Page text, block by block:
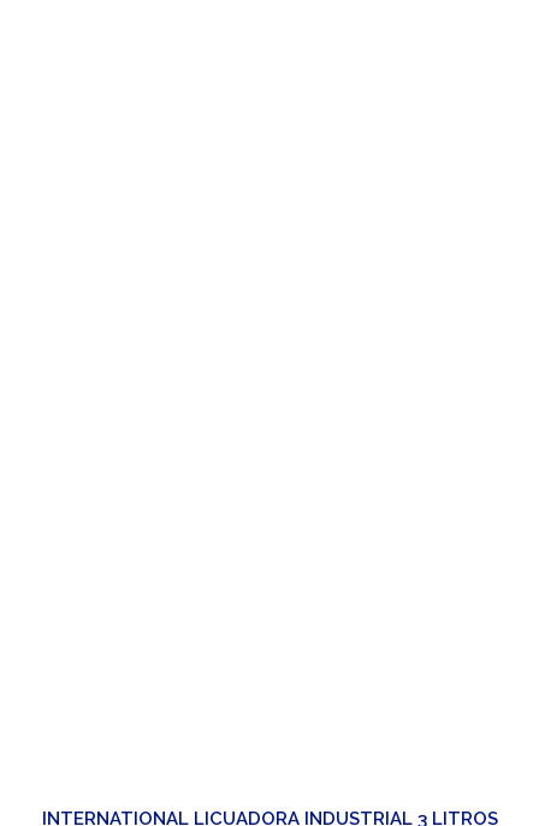
INTERNATIONAL LICUADORA INDUSTRIAL 3 LITROS